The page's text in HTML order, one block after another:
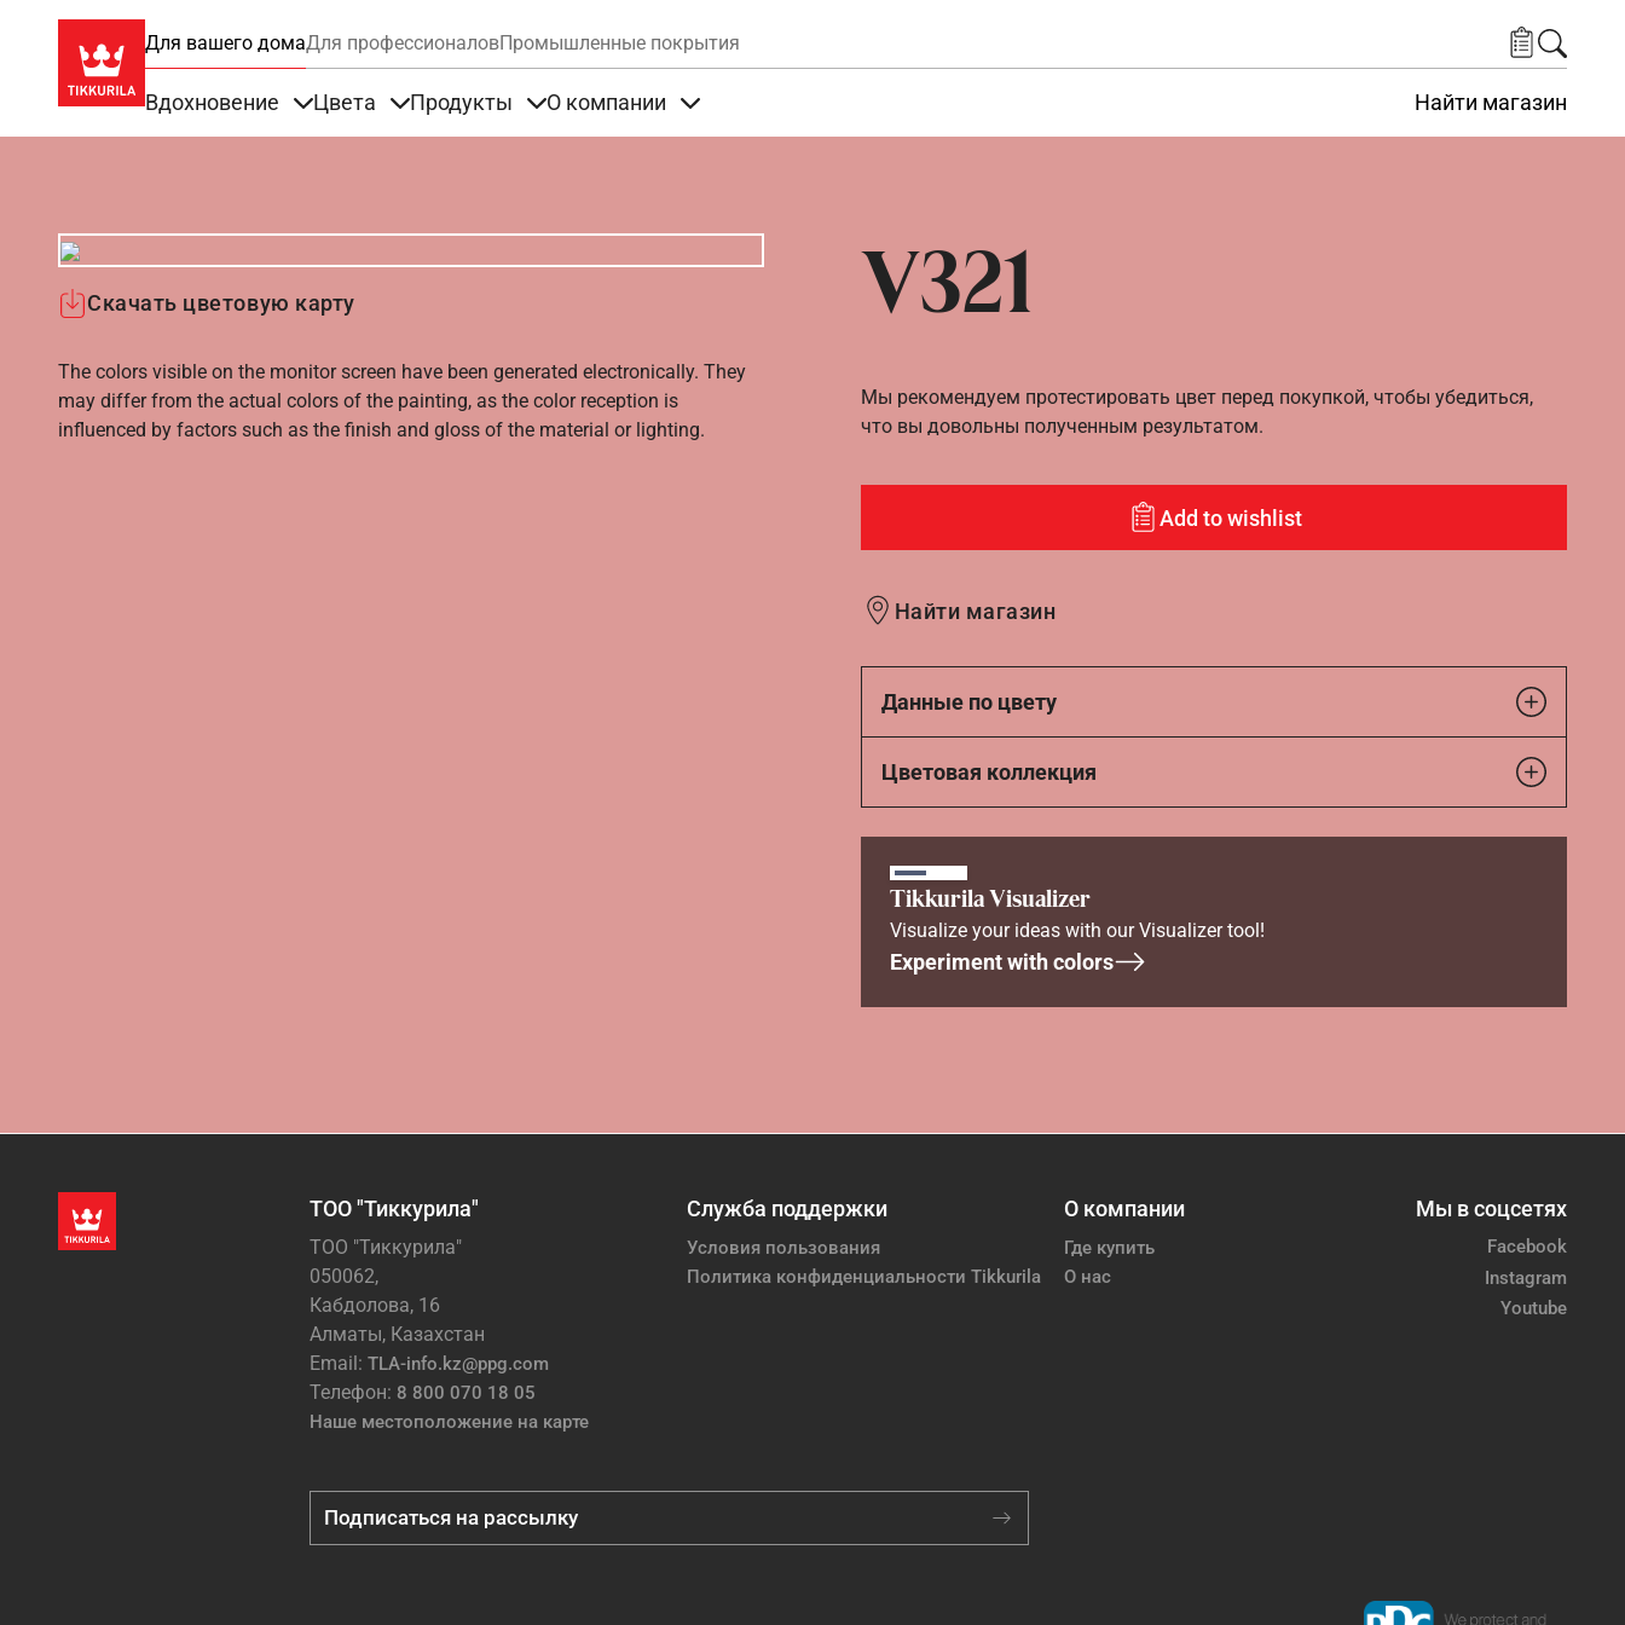
Для вашего домаДля профессионаловПромышленные покрытия
Вдохновение Цвета Продукты О компании Найти магазин
V321
Скачать цветовую карту
The colors visible on the monitor screen have been generated electronically. They
may differ from the actual colors of the painting, as the color reception is
influenced by factors such as the finish and gloss of the material or lighting.
Мы рекомендуем протестировать цвет перед покупкой, чтобы убедиться,
что вы довольны полученным результатом.
Add to wishlist
Найти магазин
Данные по цвету
Цветовая коллекция
Tikkurila Visualizer
Visualize your ideas with our Visualizer tool!
Experiment with colors
ТОО "Тиккурила"
ТОО "Тиккурила"
050062,
Кабдолова, 16
Алматы, Казахстан
Email: TLA-info.kz@ppg.com
Телефон: 8 800 070 18 05
Наше местоположение на карте
Служба поддержки
Условия пользования
Политика конфиденциальности Tikkurila
О компании
Где купить
О нас
Мы в соцсетях
Facebook
Instagram
Youtube
Подписаться на рассылку